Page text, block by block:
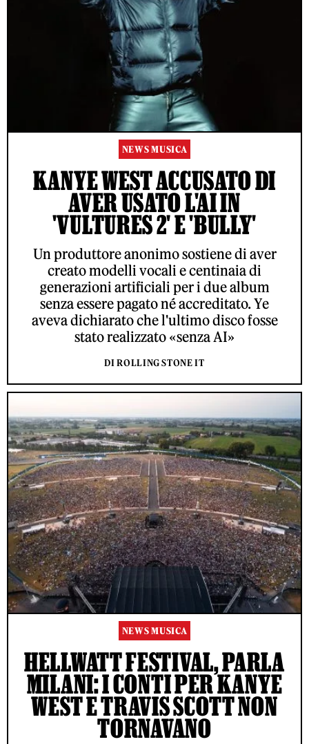
NEWS MUSICA
KANYE WEST ACCUSATO DI
AVER USATO L'AI IN
'VULTURES 2' E 'BULLY'
Un produttore anonimo sostiene di aver
creato modelli vocali e centinaia di
generazioni artificiali per i due album
senza essere pagato né accreditato. Ye
aveva dichiarato che l'ultimo disco fosse
stato realizzato «senza AI»
DI ROLLING STONE IT
NEWS MUSICA
HELLWATT FESTIVAL, PARLA
MILANI: I CONTI PER KANYE
WEST E TRAVIS SCOTT NON
TORNAVANO